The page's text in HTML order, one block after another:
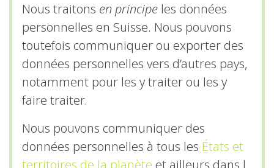
Nous traitons en principe les données
personnelles en Suisse. Nous pouvons
toutefois communiquer ou exporter des
données personnelles vers d’autres pays,
notamment pour les y traiter ou les y
faire traiter.
Nous pouvons communiquer des
données personnelles à tous les États et